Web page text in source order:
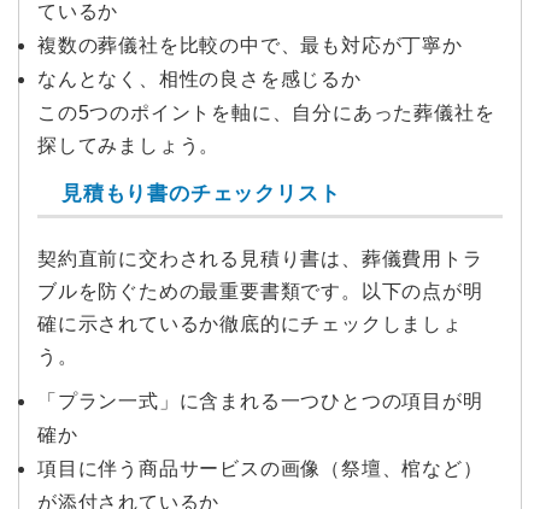
ているか
複数の葬儀社を比較の中で、最も対応が丁寧か
なんとなく、相性の良さを感じるか
この5つのポイントを軸に、自分にあった葬儀社を
探してみましょう。
見積もり書のチェックリスト
契約直前に交わされる見積り書は、葬儀費用トラ
ブルを防ぐための最重要書類です。以下の点が明
確に示されているか徹底的にチェックしましょ
う。
「プラン一式」に含まれる一つひとつの項目が明
確か
項目に伴う商品サービスの画像（祭壇、棺など）
が添付されているか